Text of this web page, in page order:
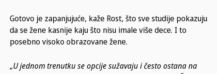
Gotovo je zapanjujuće, kaže Rost, što sve studije pokazuju
da se žene kasnije kaju što nisu imale više dece. I to
posebno visoko obrazovane žene.
„U jednom trenutku se opcije sužavaju i često ostana na